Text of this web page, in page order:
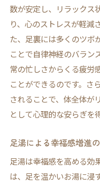
数が安定し、リラックス
り、心のストレスが軽減
た、足裏には多くのツボ
ことで自律神経のバラン
常の忙しさからくる疲労
ことができるのです。さ
されることで、体全体が
として心理的な安らぎを
足湯による幸福感増進
足湯は幸福感を高める効
は、足を温かいお湯に浸